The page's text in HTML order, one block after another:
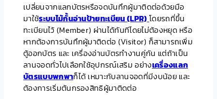
เปลี่ยนจากแลกบัตรหรือจดบันทึกผู้มาติดต่อด้วยมือ
มาใช้ระบบไม้กั้นอ่านป้ายทะเบียน (LPR) โดยรถที่ขึ้น
ทะเบียนไว้ (Member) ผ่านได้ทันทีโดยไม่ต้องหยุด หรือ
หากต้องการบันทึกผู้มาติดต่อ (Visitor) ก็สามารถเพิ่ม
ตู้ออกบัตร และ เครื่องอ่านบัตรทำงานคู่กัน แต่ถ้าเป็น
ลานจอดทั่วไปเลือกใช้อุปกรณ์เสริม อย่างเครื่องแลก
บัตรแบบพกพาก็ได้ เหมาะกับลานจอดที่มีงบน้อย และ
ต้องการเริ่มต้นกรองสิทธิผู้มาติดต่อ